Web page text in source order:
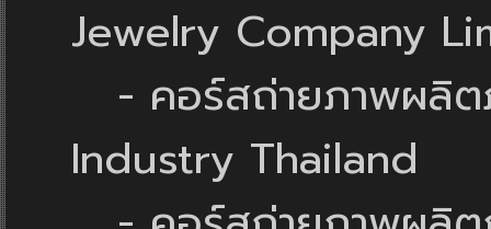
Jewelry Company
- คอร์สถ่ายภาพผลิต
Industry Thailand